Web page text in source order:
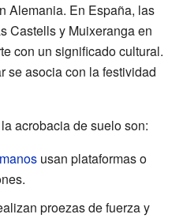
Alemania. En España, las
Castells y Muixeranga en
con un significado cultural.
se asocia con la festividad
acrobacia de suelo son:
usan plataformas o
proezas de fuerza y